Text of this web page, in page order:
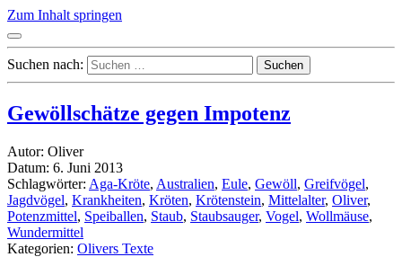
Zum Inhalt springen
Suchen nach:
Gewöllschätze gegen Impotenz
Autor: Oliver
Datum: 6. Juni 2013
Schlagwörter: Aga-Kröte, Australien, Eule, Gewöll, Greifvögel,
Jagdvögel, Krankheiten, Kröten, Krötenstein, Mittelalter, Oliver,
Potenzmittel, Speiballen, Staub, Staubsauger, Vogel, Wollmäuse,
Wundermittel
Kategorien: Olivers Texte